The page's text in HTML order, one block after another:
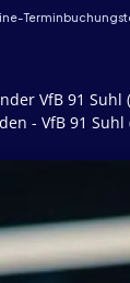
VfB 91 Suhl
- VfB 91 Suhl